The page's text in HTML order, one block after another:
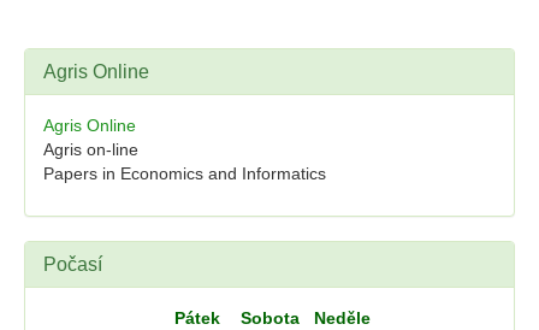
Agris Online
Agris Online
Agris on-line
Papers in Economics and Informatics
Počasí
Pátek Sobota Neděle